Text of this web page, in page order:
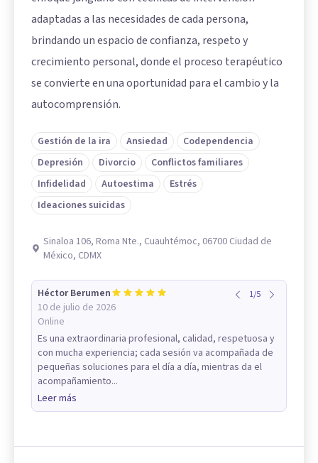
adaptadas a las necesidades de cada persona,
brindando un espacio de confianza, respeto y
crecimiento personal, donde el proceso terapéutico
se convierte en una oportunidad para el cambio y la
autocomprensión.
Gestión de la ira Ansiedad
Codependencia
Depresión
Divorcio
Conflictos familiares
Infidelidad
Autoestima
Estrés
Ideaciones suicidas
Sinaloa 106, Roma Nte., Cuauhtémoc, 06700 Ciudad de
México, CDMX
Héctor Berumen
10 de julio de 2026
Online
1/5
Es una extraordinaria profesional, calidad, respetuosa y
con mucha experiencia; cada sesión va acompañada de
pequeñas soluciones para el día a día, mientras da el
acompañamiento...
Leer más